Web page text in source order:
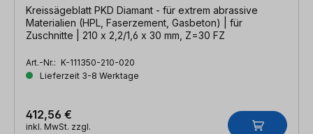
Kreissägeblatt PKD Diamant - für extrem abrassive
Materialien (HPL, Faserzement, Gasbeton) | für
Zuschnitte | 210 x 2,2/1,6 x 30 mm, Z=30 FZ
Art.-Nr.: K-111350-210-020
Lieferzeit 3-8 Werktage
412,56 €
inkl. MwSt. zzgl.